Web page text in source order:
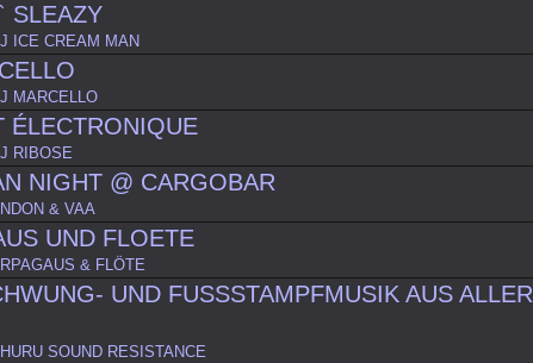
SLEAZY
ICE CREAM MAN
MARCELLO
ÉLECTRONIQUE
RIBOSE
NIGHT @ CARGOBAR
& VAA
UND FLOETE
& FLÖTE
UND FUSSSTAMPFMUSIK AUS ALLER
SOUND RESISTANCE